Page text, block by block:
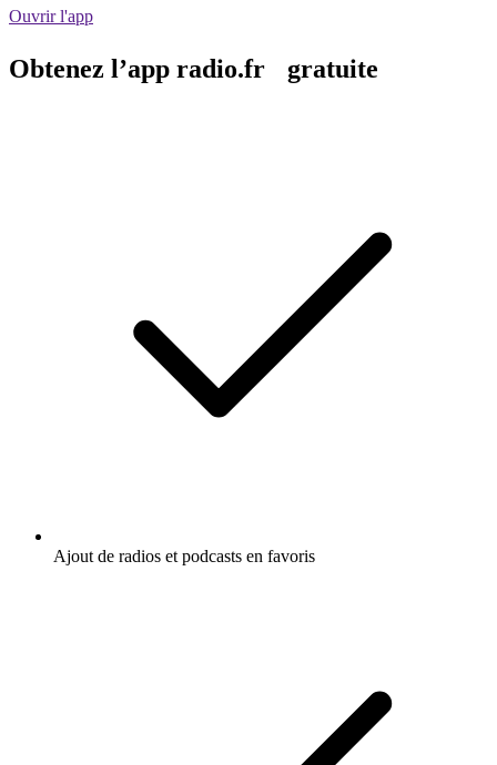
Ouvrir l'app
Obtenez l’app radio.fr gratuite
Ajout de radios et podcasts en favoris